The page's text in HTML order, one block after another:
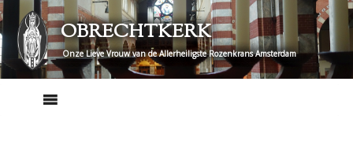
Skip
to
content
OBRECHTKERK
Onze Lieve Vrouw van de Allerheiligste Rozenkrans Amsterdam